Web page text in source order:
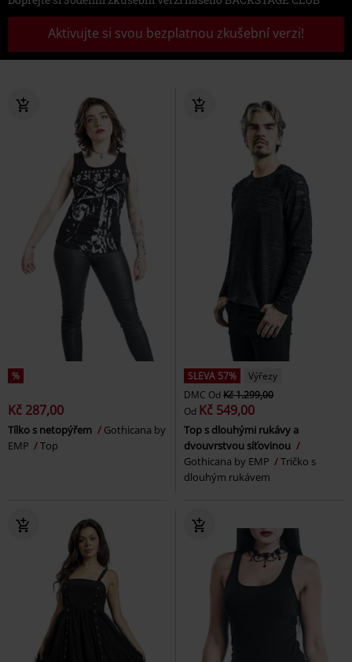
Aktivujte si svou bezplatnou zkušební verzi!
%
Kč 287,00
Tílko s netopýřem
Gothicana by
EMP
Top
SLEVA 57%
Výřezy
DMC Od Kč 1.299,00
Od Kč 549,00
Top s dlouhými rukávy a
dvouvrstvou síťovinou
Gothicana by EMP
Tričko s
dlouhým rukávem